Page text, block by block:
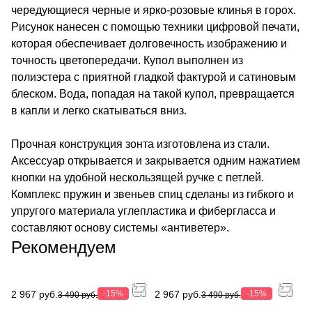
чередующиеся черные и ярко-розовые клинья в горох.
Рисунок нанесен с помощью техники цифровой печати,
которая обеспечивает долговечность изображению и
точность цветопередачи. Купол выполнен из
полиэстера с приятной гладкой фактурой и сатиновым
блеском. Вода, попадая на такой купол, превращается
в капли и легко скатываться вниз.
Прочная конструкция зонта изготовлена из стали.
Аксессуар открывается и закрывается одним нажатием
кнопки на удобной нескользящей ручке с петлей.
Комплекс пружин и звеньев спиц сделаны из гибкого и
упругого материала углепластика и фибергласса и
составляют основу системы «антиветер».
Рекомендуем
2 967 руб. 3 490 руб. -15% 2 967 руб.3 490 руб. -15%